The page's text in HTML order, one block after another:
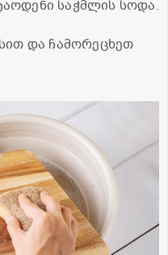
საჭმლის სოდა.
და ჩამორეცხეთ